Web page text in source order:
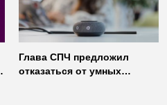
Глава СПЧ предложил
отказаться от умных